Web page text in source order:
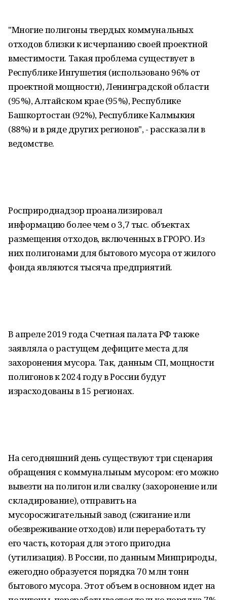
"Многие полигоны твердых коммунальных
отходов близки к исчерпанию своей проектной
вместимости. Такая проблема существует в
Республике Ингушетия (использовано 96% от
проектной мощности), Ленинградской области
(95%), Алтайском крае (95%), Республике
Башкортостан (92%), Республике Калмыкия
(88%) и в ряде других регионов", - рассказали в
ведомстве.
Росприроднадзор проанализировал
информацию более чем о 3,7 тыс. объектах
размещения отходов, включенных в ГРОРО. Из
них полигонами для бытового мусора от жилого
фонда являются тысяча предприятий.
В апреле 2019 года Счетная палата РФ также
заявляла о растущем дефиците места для
захоронения мусора. Так, данным СП, мощности
полигонов к 2024 году в России будут
израсходованы в 15 регионах.
На сегодняшний день существуют три сценария
обращения с коммунальным мусором: его можно
вывезти на полигон или свалку (захоронение или
складирование), отправить на
мусоросжигательный завод (сжигание или
обезвреживание отходов) или переработать ту
его часть, которая для этого пригодна
(утилизация). В России, по данным Минприроды,
ежегодно образуется порядка 70 млн тонн
бытового мусора. Этот объем в основном идет на